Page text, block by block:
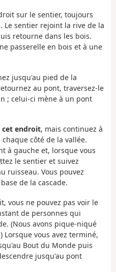
sur le sentier, toujours
Le sentier rejoint la rive de la
retourne dans les bois.
passerelle en bois et à une
jusqu'au pied de la
au pont, traversez-le
; celui-ci mène à un pont
cet endroit, mais continuez à
côté de la vallée.
à gauche et, lorsque vous
le sentier et suivez
ruisseau. Vous pouvez
de la cascade.
vous ne pouvez pas voir le
de personnes qui
(Nous avons pique-niqué
vous avez terminé,
Bout du Monde puis
jusqu'au pont